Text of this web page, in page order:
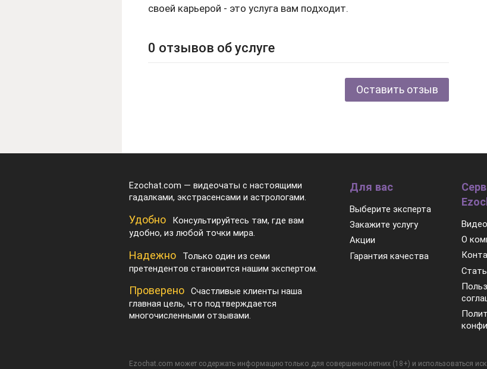
своей карьерой - это услуга вам подходит.
0 отзывов об услуге
Оставить отзыв
Ezochat.com — видеочаты с настоящими
гадалками, экстрасенсами и астрологами.
Удобно
Консультируйтесь там, где вам
удобно, из любой точки мира.
Надежно
Только один из семи
претендентов становится нашим экспертом.
Проверено
Счастливые клиенты наша
главная цель, что подтверждается
многочисленными отзывами.
Для вас
Выберите эксперта
Закажите услугу
Акции
Гарантия качества
О
Ezochat.com может содержать информацию только для совершеннолетних (18+) и использоваться